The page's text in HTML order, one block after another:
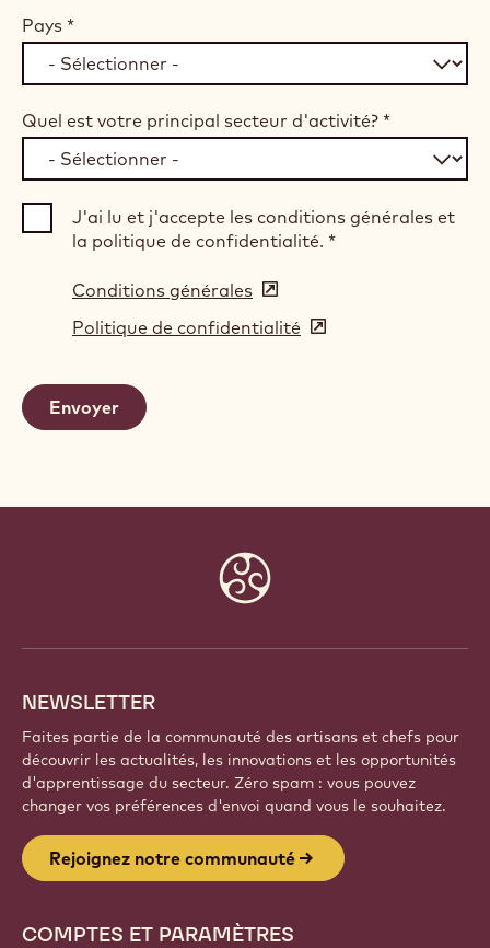
Pays *
Quel est votre principal secteur d'activité? *
J'ai lu et j'accepte les conditions générales et
la politique de confidentialité. *
Conditions générales (opens
in
a
Politique de confidentialité (opens
NEWSLETTER
Faites partie de la communauté des artisans et chefs pour
découvrir les actualités, les innovations et les opportunités
d'apprentissage du secteur. Zéro spam : vous pouvez
changer vos préférences d'envoi quand vous le souhaitez.
Rejoignez notre communauté
COMPTES ET PARAMÈTRES